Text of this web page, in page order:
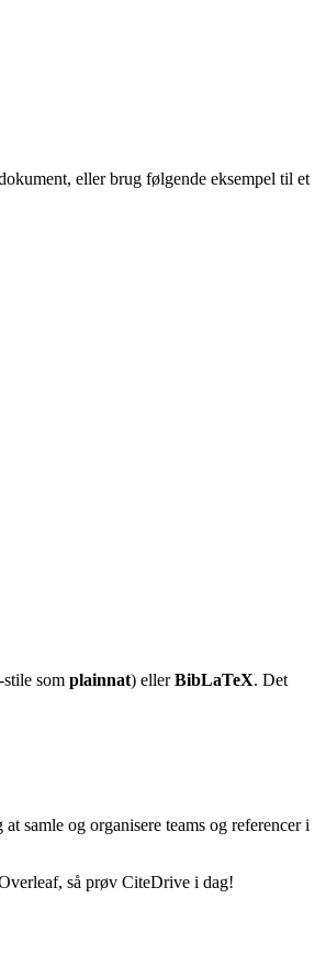
eller brug følgende eksempel til et
-stile som plainnat) ellerBibLaTeX. Det
samle og organisere teams og referencer i
så prøv CiteDrive i dag!